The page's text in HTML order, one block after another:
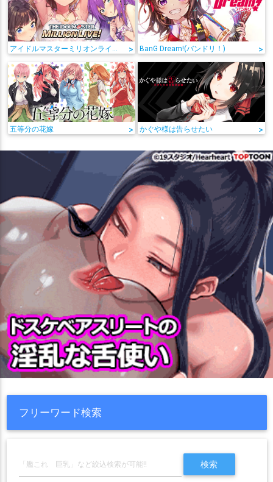
> BanG Dream!(バンドリ！) >
五等分の花嫁 > かぐや様は告らせたい >
フリーワード検索